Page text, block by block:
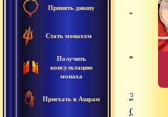
Принять дикшу
Стать монахом
Получить
консультацию
монаха
Приехать в Ашрам
31.08.2016
Сатсанг